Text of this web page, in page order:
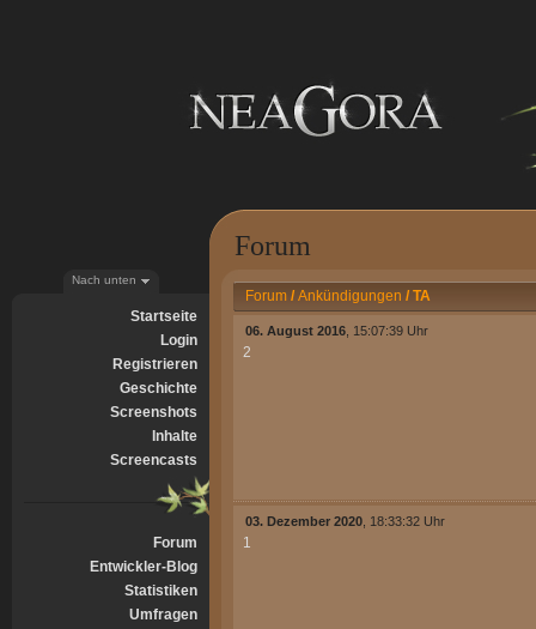
Nach unten
Startseite
Login
Registrieren
Geschichte
Screenshots
Inhalte
Screencasts
Forum
Entwickler-Blog
Statistiken
Umfragen
Forum
Forum / Ankündigungen / TA
06. August 2016 , 15:07:39 Uhr
2
03. Dezember 2020 , 18:33:32 Uhr
1